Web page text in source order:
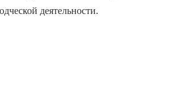
деятельности.